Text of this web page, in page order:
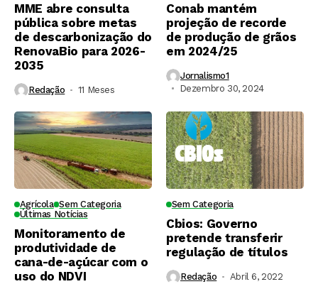
MME abre consulta
pública sobre metas
de descarbonização do
RenovaBio para 2026-
2035
Redação 11 Meses ⁮
Conab mantém
projeção de recorde
de produção de grãos
em 2024/25
Jornalismo1
Dezembro 30, 2024
Agrícola Sem Categoria
Últimas Notícias
Monitoramento de
produtividade de
cana-de-açúcar com o
uso do NDVI
Sem Categoria
Cbios: Governo
pretende transferir
regulação de títulos
Redação Abril 6, 2022